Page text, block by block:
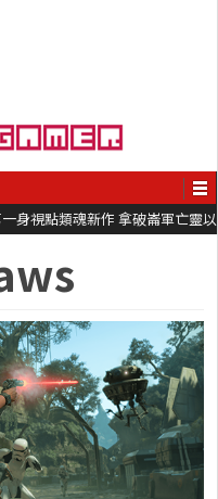
身視點類魂新作 拿破崙軍亡靈以